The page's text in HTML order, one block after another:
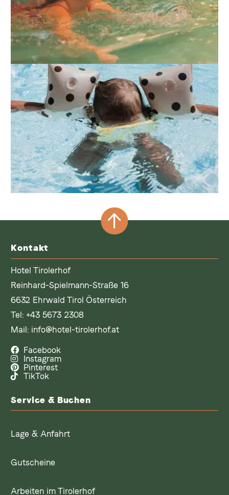
Kontakt
Hotel Tirolerhof
Reinhard-Spielmann-Straße 16
6632 Ehrwald Tirol Österreich
Tel:+43 5673 2308
Mail: info@hotel-tirolerhof.at
Facebook
Instagram
Pinterest
TikTok
Service & Buchen
Lage & Anfahrt
Gutscheine
Arbeiten im Tirolerhof